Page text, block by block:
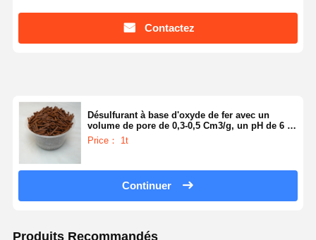
Contactez
Désulfurant à base d'oxyde de fer avec un
volume de pore de 0,3-0,5 Cm3/g, un pH de 6 à
9 et une résistance à la concassage ≥ 70 N/cm
pour la purification des gaz
Price： 1t
Continuer
Produits Recommandés